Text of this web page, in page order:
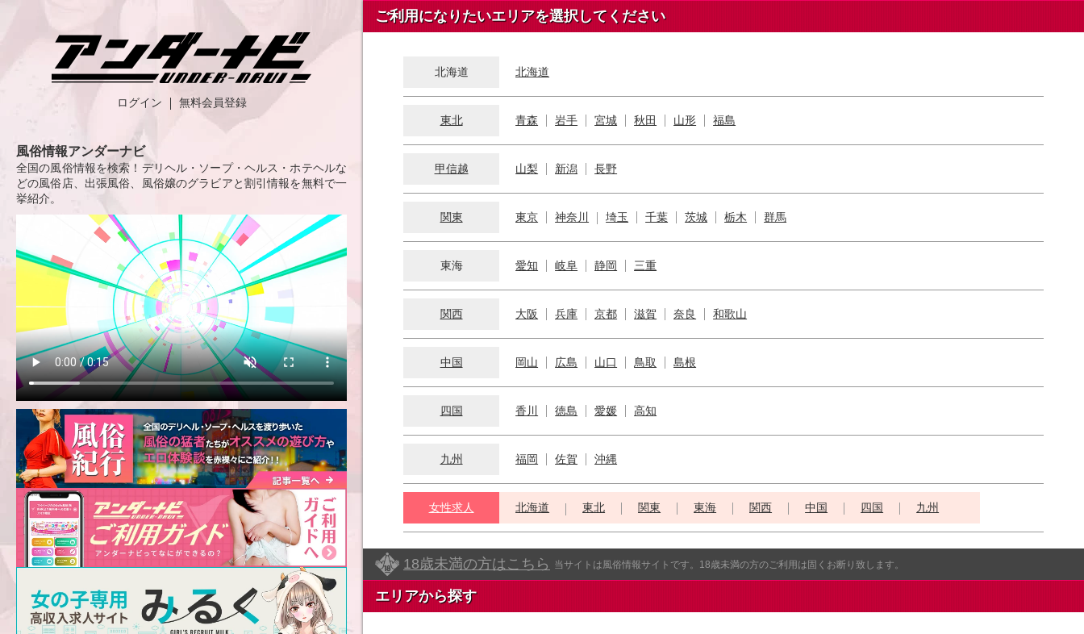
ログイン 無料会員登録
風俗情報アンダーナビ
全国の風俗情報を検索！デリヘル・ソープ・ヘルス・ホテヘルな
どの風俗店、出張風俗、風俗嬢のグラビアと割引情報を無料で一
挙紹介。
ご利用になりたいエリアを選択してください
北海道 北海道
東北 青森 岩手 宮城 秋田 山形 福島
甲信越 山梨 新潟 長野
関東 東京 神奈川 埼玉 千葉 茨城 栃木 群馬
東海 愛知 岐阜 静岡 三重
関西 大阪 兵庫 京都 滋賀 奈良 和歌山
中国 岡山 広島 山口 鳥取 島根
四国 香川 徳島 愛媛 高知
九州 福岡 佐賀 沖縄
女性求人 北海道 東北 関東 東海 関西 中国 四国 九州
18歳未満の方はこちら 当サイトは風俗情報サイトです。18歳未満の方のご利用は固くお断り致します。
エリアから探す